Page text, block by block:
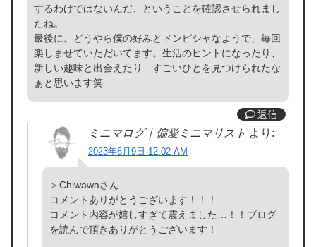
するわけではないんだ、ということを確認させられまし
たね。
最後に。どうやら僕の好みとドンピシャなようで、毎回
楽しませていただいてます。生活のヒントになったり、
新しい趣味と出会えたり…すごいひとを見つけられたな
ぁと思います笑
返信
ミニマログ｜偏愛ミニマリスト より:
2023年6月9日 12:02 AM
＞Chiwawaさん
コメントありがとうございます！！！
コメント内容が嬉しすぎて震えました…！！ブログ
を読んで頂きありがとうございます！